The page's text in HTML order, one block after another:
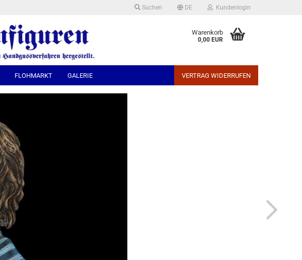
Suchen DE
Sprache auswählen
Kundenlogin
Warenkorb
0,00 EUR
FLOHMARKT GALERIE VERTRAG WIDERRUFEN